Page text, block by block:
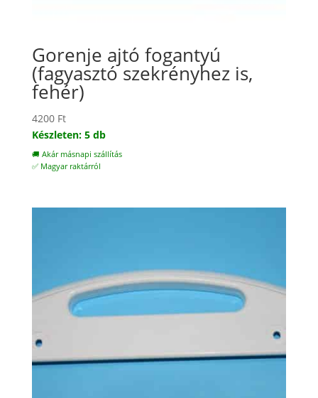
Gorenje ajtó fogantyú
(fagyasztó szekrényhez is,
fehér)
4200 Ft
Készleten: 5 db
🚚 Akár másnapi szállítás
✅ Magyar raktárról